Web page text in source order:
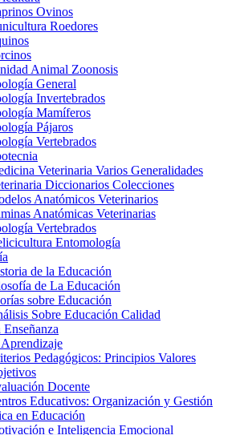
Ovinos
Roedores
Animal Zoonosis
General
Invertebrados
Mamíferos
Pájaros
Vertebrados
Veterinaria Varios Generalidades
Diccionarios Colecciones
Anatómicos Veterinarios
Anatómicas Veterinarias
Vertebrados
Entomología
de la Educación
de La Educación
sobre Educación
Sobre Educación Calidad
Enseñanza
Pedagógicos: Principios Valores
Docente
Educativos: Organización y Gestión
en Educación
e Inteligencia Emocional